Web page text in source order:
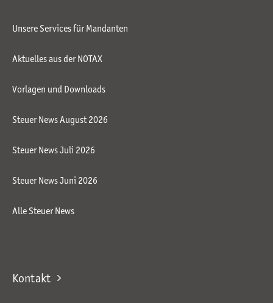
Unsere Services für Mandanten
Aktuelles aus der NOTAX
Vorlagen und Downloads
Steuer News August 2026
Steuer News Juli 2026
Steuer News Juni 2026
Alle Steuer News
Kontakt